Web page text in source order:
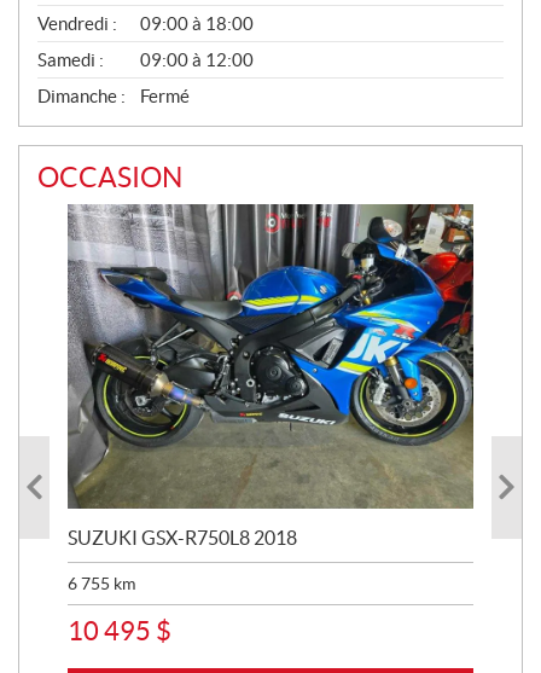
Vendredi :
09:00 à 18:00
Samedi :
09:00 à 12:00
Dimanche :
Fermé
OCCASION
SUZUKI GSX-R750L8 2018
6 755 km
10 495 $